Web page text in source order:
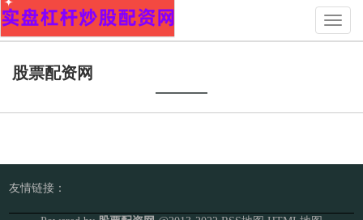
Toggle
股票配资网
友情链接：